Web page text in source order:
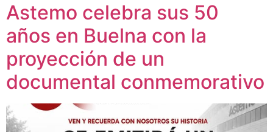
Astemo celebra sus 50
años en Buelna con la
proyección de un
documental conmemorativo